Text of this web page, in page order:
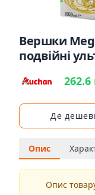
Вершки
подвійні
262.6
Де
Опис
Опис